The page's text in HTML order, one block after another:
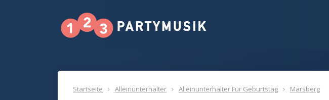
Startseite Alleinunterhalter Alleinunterhalter Für Geburtstag Marsberg